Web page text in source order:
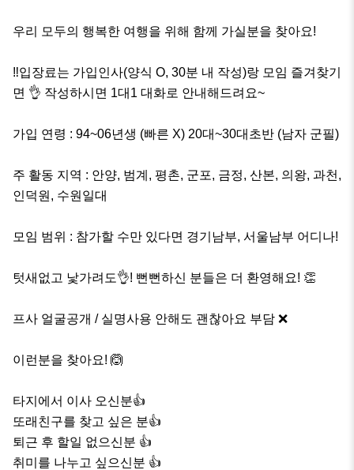
우리 모두의 행복한 여행을 위해 함께 가실분을 찾아요!
‼️입장료는 가입인사(양식 O, 30분 내 작성)랑 모임 즐겨찾기
면 👌 작성하시면 1대1 대화로 안내해드려요~
가입 연령 : 94~06년생 (빠른 X) 20대~30대초반 (남자 군필)
주 활동 지역 : 안양, 범계, 평촌, 군포, 금정, 산본, 의왕, 과천,
인덕원, 수원일대
모임 범위 : 참가할 수만 있다면 경기남부, 서울남부 어디나!
텃새없고 낯가려도👌! 뻔뻔하신 분들은 더 환영해요! 👏
프사 얼굴공개 / 실명사용 안해도 괜찮아요 부담 ❌
이런분을 찾아요! 🙆
타지에서 이사 오신분👍
또래친구를 찾고 싶은 분👍
퇴근 후 할일 없으신분 👍
취미를 나누고 싶으신분 👍